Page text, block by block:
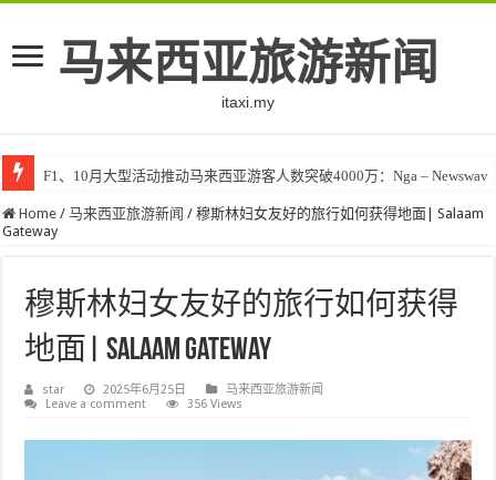
马来西亚旅游新闻
itaxi.my
F1、10月大型活动推动马来西亚游客人数突破4000万：Nga – Newswav
Home / 马来西亚旅游新闻 / 穆斯林妇女友好的旅行如何获得地面| Salaam
Gateway
穆斯林妇女友好的旅行如何获得
地面| Salaam Gateway
star 2025年6月25日
马来西亚旅游新闻
Leave a comment
356 Views